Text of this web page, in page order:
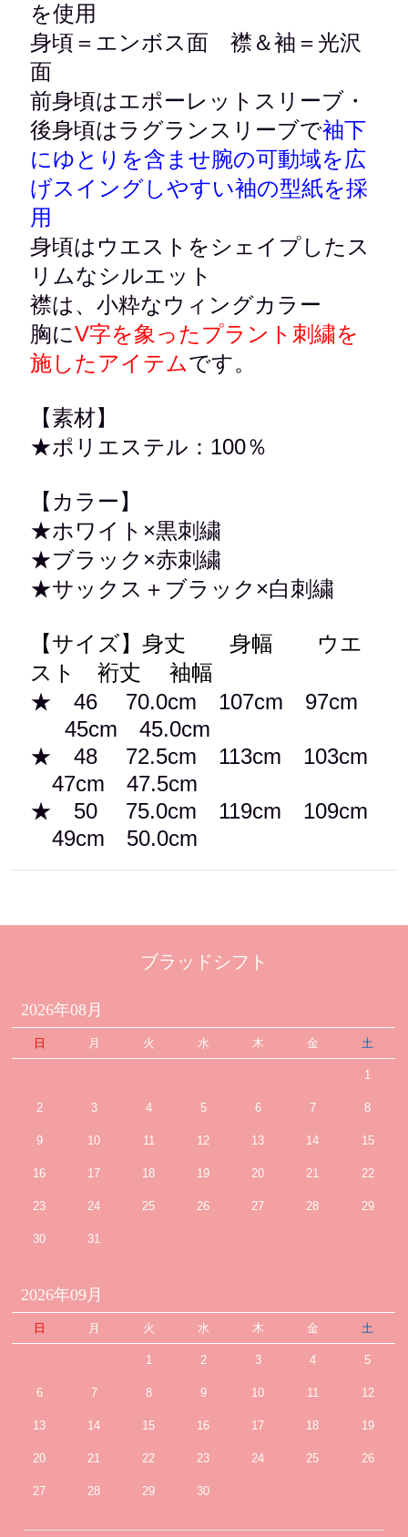
を使用
身頃＝エンボス面 襟＆袖＝光沢
面
前身頃はエポーレットスリーブ・
後身頃はラグランスリーブで袖下
にゆとりを含ませ腕の可動域を広
げスイングしやすい袖の型紙を採
用
身頃はウエストをシェイプしたス
リムなシルエット
襟は、小粋なウィングカラー
胸にV字を象ったプラント刺繍を
施したアイテムです。
【素材】
★ポリエステル：100％
【カラー】
★ホワイト×黒刺繍
★ブラック×赤刺繍
★サックス＋ブラック×白刺繍
【サイズ】身丈 身幅 ウエ
スト 裄丈 袖幅
★ 46 70.0cm 107cm 97cm
45cm 45.0cm
★ 48 72.5cm 113cm 103cm
47cm 47.5cm
★ 50 75.0cm 119cm 109cm
49cm 50.0cm
ブラッドシフト
2026年08月
日 月 火 水 木 金 土
1
2 3 4 5 6 7 8
9 10 11 12 13 14 15
16 17 18 19 20 21 22
23 24 25 26 27 28 29
30 31
2026年09月
日 月 火 水 木 金 土
1 2 3 4 5
6 7 8 9 10 11 12
13 14 15 16 17 18 19
20 21 22 23 24 25 26
27 28 29 30